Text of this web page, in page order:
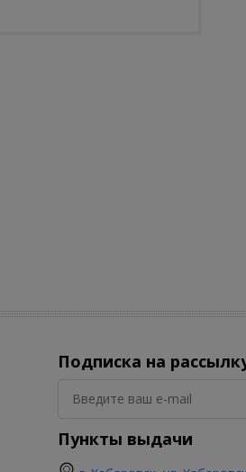
Подписка на
Пункты выдачи